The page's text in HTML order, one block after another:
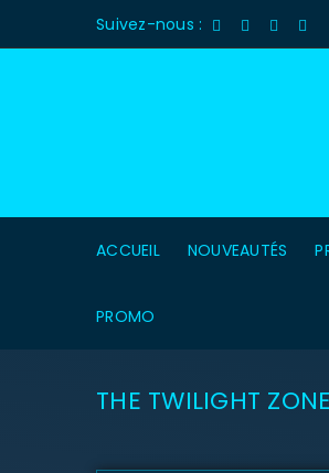
Suivez-nous :
ACCUEIL NOUVEAUTÉS
PROMO
THE TWILIGHT ZONE